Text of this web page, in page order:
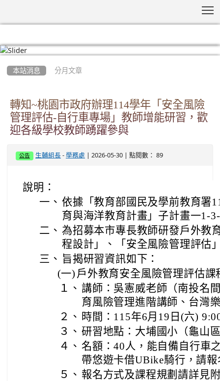
本站消息 分月文章
轉知~桃園市政府辦理114學年「安全風險
管理評估-自行車專場」教師增能研習，歡
迎各級學校教師踴躍參與
公告 生輔組長 -學務處 | 2026-05-30 | 點閱數： 89
說明：
一、 依據「教育部國民及學前教育署
育與海洋教育計畫」子計畫一1-
二、 為招募本市專長教師研發戶外教
程設計」、「安全風險管理評估
三、 旨揭研習資訊如下：
(一) 戶外教育安全風險管理評估課
１、 講師：吳憲威老師（南投名
育風險管理進階講師、台灣
２、 時間：115年6月19日(六)
３、 研習地點：大埔國小（龜山
４、 名額：40人，能自備自行車
帶悠遊卡借UBike騎行，請
５、 報名方式及課程規劃請詳見